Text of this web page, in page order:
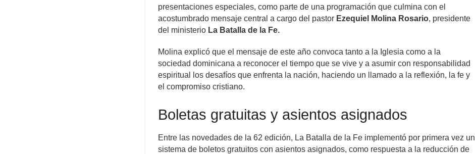
presentaciones especiales, como parte de una programación que culmina con el
acostumbrado mensaje central a cargo del pastor Ezequiel Molina Rosario, presidente
del ministerio La Batalla de la Fe.
Molina explicó que el mensaje de este año convoca tanto a la Iglesia como a la
sociedad dominicana a reconocer el tiempo que se vive y a asumir con responsabilidad
espiritual los desafíos que enfrenta la nación, haciendo un llamado a la reflexión, la fe y
el compromiso cristiano.
Boletas gratuitas y asientos asignados
Entre las novedades de la 62 edición, La Batalla de la Fe implementó por primera vez un
sistema de boletos gratuitos con asientos asignados, como respuesta a la reducción de